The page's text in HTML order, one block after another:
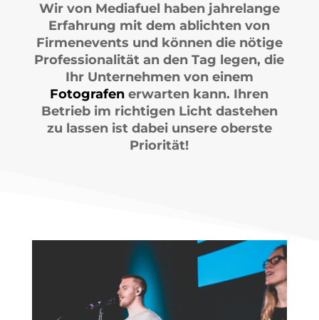
Wir von Mediafuel haben jahrelange
Erfahrung mit dem ablichten von
Firmenevents und können die nötige
Professionalität an den Tag legen, die
Ihr Unternehmen von einem
Fotografen erwarten kann. Ihren
Betrieb im richtigen Licht dastehen
zu lassen ist dabei unsere oberste
Priorität!